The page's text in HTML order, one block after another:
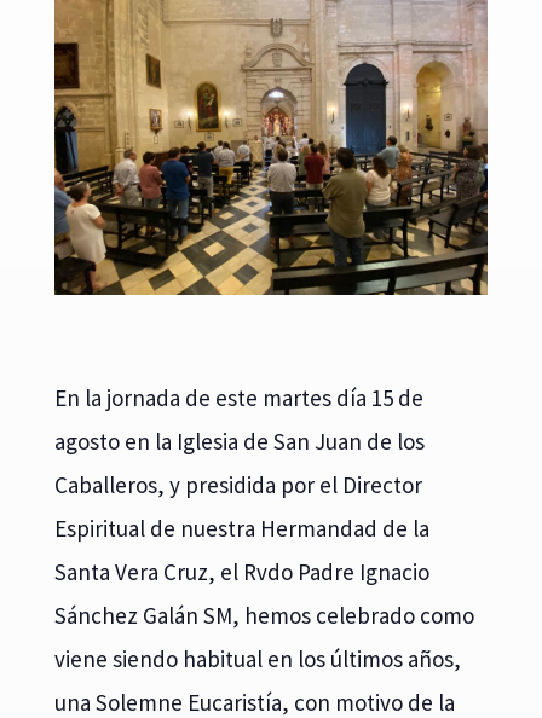
En la jornada de este martes día 15 de
agosto en la Iglesia de San Juan de los
Caballeros, y presidida por el Director
Espiritual de nuestra Hermandad de la
Santa Vera Cruz, el Rvdo Padre Ignacio
Sánchez Galán SM, hemos celebrado como
viene siendo habitual en los últimos años,
una Solemne Eucaristía, con motivo de la